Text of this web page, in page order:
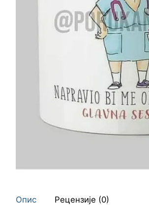
Опис Рецензије (0)